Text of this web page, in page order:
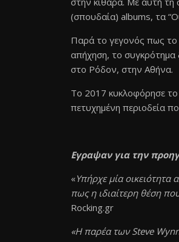
(σπουδαία) albums, τα
Παρά το γεγονός πως το
απήχηση, το συγκρότημα
στο Ρόδον, στην Αθήνα.
Το 2017 κυκλοφόρησε το
πετυχημένη περιοδεία
Eγραψαν για την
«Υπήρχε μία οικειότητα
πως η ιδιαίτερη θέση
Rocking.gr
«H παρέα των Steve